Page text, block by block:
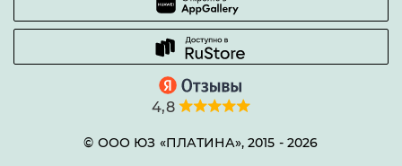
4,8
© ООО ЮЗ «ПЛАТИНА», 2015 - 2026